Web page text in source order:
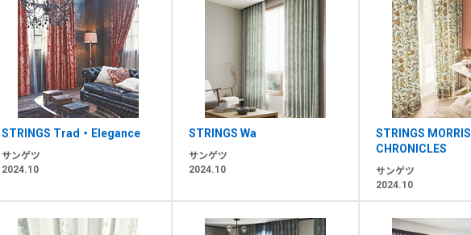
STRINGS Trad・Elegance
サンゲツ
2024.10
STRINGS Wa
サンゲツ
2024.10
STRINGS MORRIS
CHRONICLES
サンゲツ
2024.10